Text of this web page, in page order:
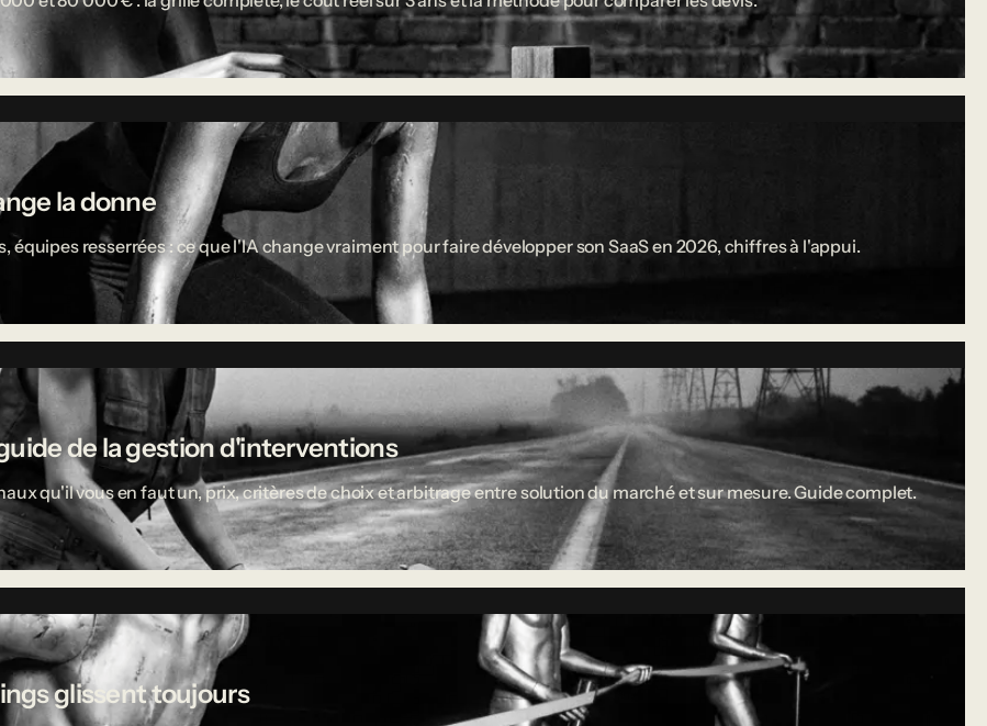
la donne
équipes resserrées : ce que l'IA change vraiment pour faire développer son SaaS en 2026, chiffres à l'appui.
de la gestion d'interventions
qu'il vous en faut un, prix, critères de choix et arbitrage entre solution du marché et sur mesure. Guide complet.
glissent toujours